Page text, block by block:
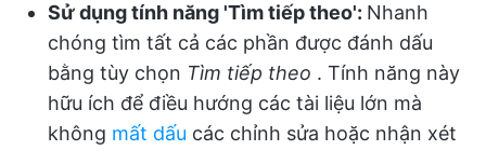
Sử dụng tính năng 'Tìm tiếp theo': Nhanh
chóng tìm tất cả các phần được đánh dấu
bằng tùy chọn Tìm tiếp theo . Tính năng này
hữu ích để điều hướng các tài liệu lớn mà
không mất dấu các chỉnh sửa hoặc nhận xét